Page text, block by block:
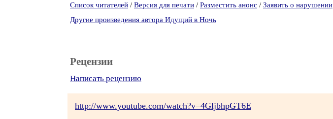
Список читателей / Версия для печати / Разместить анонс / Заявить о нарушении
Другие произведения автора Идущий в Ночь
Рецензии
Написать рецензию
http://www.youtube.com/watch?v=4GljbhpGT6E